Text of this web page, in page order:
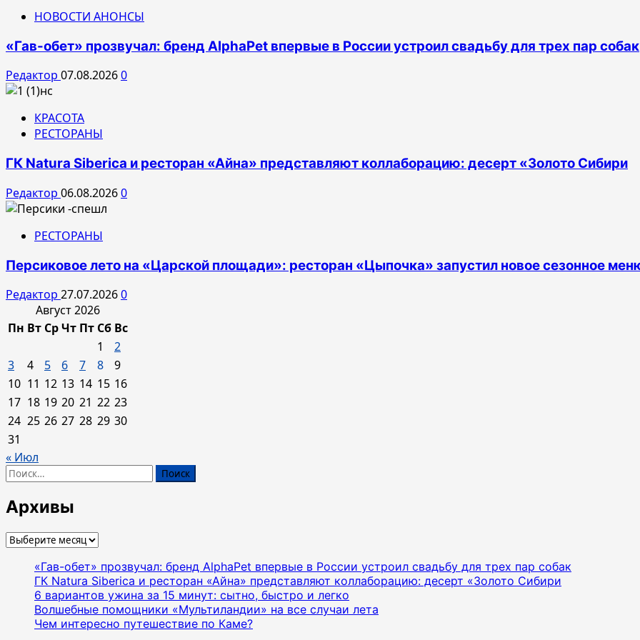
НОВОСТИ АНОНСЫ
«Гав-обет» прозвучал: бренд AlphaPet впервые в России устроил свадьбу для трех пар собак
Редактор 07.08.20260
КРАСОТА
РЕСТОРАНЫ
ГК Natura Siberica и ресторан «Айна» представляют коллаборацию: десерт «Золото Сибири
Редактор 06.08.20260
РЕСТОРАНЫ
Персиковое лето на «Царской площади»: ресторан «Цыпочка» запустил новое сезонное
Редактор 27.07.20260
Август 2026
Пн Вт СрЧт Пт Сб Вс
1
2
3
4 5 6 7 8
9
10 11 12 13 14 15 16
17 18 19 20 21 22 23
24 25 26 27 28 29 30
31
« Июл
Найти:
Архивы
Архивы
«Гав-обет» прозвучал: бренд AlphaPet впервые в России устроил свадьбу для трех пар собак
ГК Natura Siberica и ресторан «Айна» представляют коллаборацию: десерт «Золото Сибири
6 вариантов ужина за 15 минут: сытно, быстро и легко
Волшебные помощники «Мультиландии» на все случаи лета
Чем интересно путешествие по Каме?